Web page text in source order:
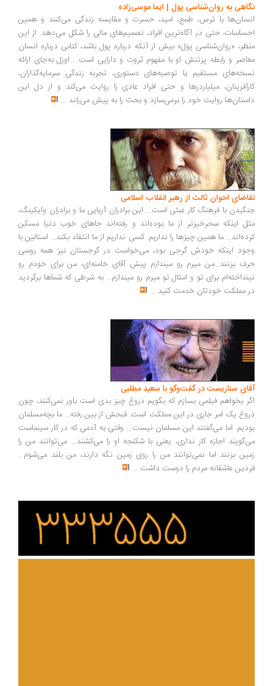
به روان‌شناسی پول | ایما موسی‌زاده
با ترس، طمع، امید، حسرت و مقایسه زندگی می‌کنند و همین
حتی در آگاه‌ترین افراد، تصمیم‌های مالی را شکل می‌دهد. از این
«روان‌شناسی پول» بیش از آنکه درباره پول باشد، کتابی درباره انسان
و رابطه پرتنش او با مفهوم ثروت و دارایی است... اوزل به‌جای ارائه
مستقیم یا توصیه‌های دستوری، تجربه زندگی سرمایه‌گذاران،
میلیاردرها و حتی افراد عادی را روایت می‌کند و از دل این
روایت خود را برمی‌سازد و بحث را به پیش می‌راند ...
اخوان ثالث از رهبر انقلاب اسلامی
با فرهنگ کار عبثی است... این برادران آریایی ما و برادران وایکینگ،
اینکه سحرخیزتر از ما بوده‌اند و رفته‌اند جاهای خوب دنیا مسکن
ما همین چیزها را نداریم. کسی نداریم از ما انتقاد بکند... استالین با
اینکه خودش گرجی بود، می‌خواست در گرجستان نیز همه روسی
بزنند...من میرم رو میندازم پیش آقای خامنه‌ای، من برای خودم رو
برای تو و امثال تو میرم رو میندازم... به شرطی که شماها برگردید
مملکت خودتان خدمت کنید...
سناریست در گفت‌وگو با سعید مطلبی
بخواهم فیلمی بسازم که بگویم دروغ چیز بدی است باور نمی‌کنند، چون
یک امر جاری در این مملکت است. قبحش از بین رفته... ما بچه‌مسلمان
اما می‌گفتند این مسلمان نیست... وقتی به آدمی که در کار سینماست
اجازه کار نداری، یعنی با شکنجه او را می‌کشند... می‌توانند من را
بزنند اما نمی‌توانند من را روی زمین نگه دارند، من بلند می‌شوم...
عاشقانه مردم را دوست داشت ...